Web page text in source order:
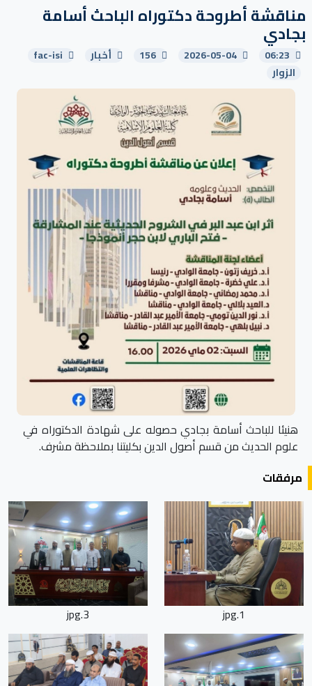
مناقشة أطروحة دكتوراه الباحث أسامة
بجادي
06:23
2026-05-04
156 أخبار
fac-isi
الزوار
هنيئا للباحث أسامة بجادي حصوله على شهادة الدكتوراه في
علوم الحديث من قسم أصول الدين بكليتنا بملاحظة مشرف.
مرفقات
1.jpg
3.jpg